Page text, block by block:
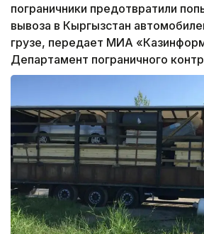
пограничники предотвратили
вывоза в Кыргызстан
грузе, передает МИА
Департамент пограничного